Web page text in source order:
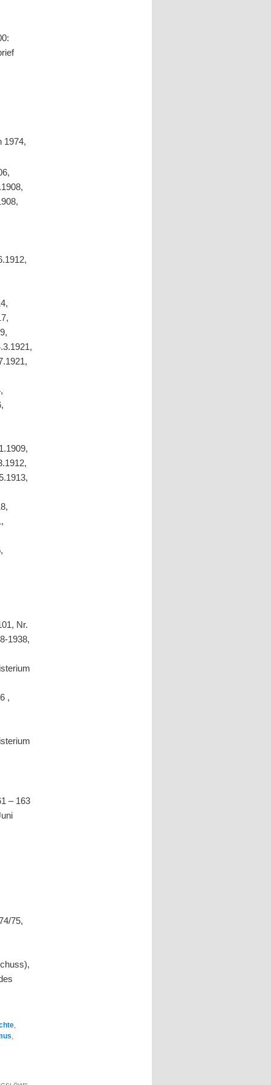
1974,
Nr.
1938,
,
– 163
75,
,
,